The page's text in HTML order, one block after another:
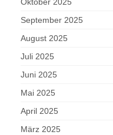
September 2025
August 2025
Juli 2025
Juni 2025
Mai 2025
April 2025
März 2025